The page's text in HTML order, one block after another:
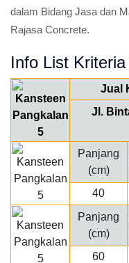
dalam Bidang Jasa dan
Rajasa Concrete.
Info List
Jual
Jl.
Panjang
(cm)
40
Panjang
(cm)
60